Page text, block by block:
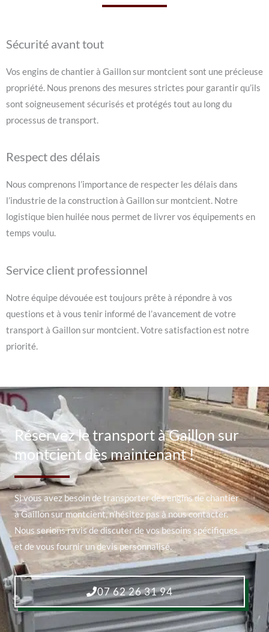
Sécurité avant tout
Vos engins de chantier à Gaillon sur montcient sont une précieuse
propriété. Nous prenons des mesures strictes pour garantir qu’ils
sont soigneusement sécurisés et protégés tout au long du
processus de transport.
Respect des délais
Nous comprenons l’importance de respecter les délais dans
l’industrie de la construction à Gaillon sur montcient. Notre
logistique bien huilée nous permet de livrer vos équipements en
temps voulu.
Service client professionnel
Notre équipe dévouée est toujours prête à répondre à vos
questions et à vous tenir informé de l’avancement de votre
transport à Gaillon sur montcient. Votre satisfaction est notre
priorité.
Réservez le transport à Gaillon sur
montcient dès maintenant !
Si vous avez besoin de transporter des engins de chantier
à Gaillon sur montcient, n’hésitez pas à nous contacter.
Nous serions ravis de discuter de vos besoins spécifiques
et de vous fournir un devis personnalisé.
07 62 26 31 94